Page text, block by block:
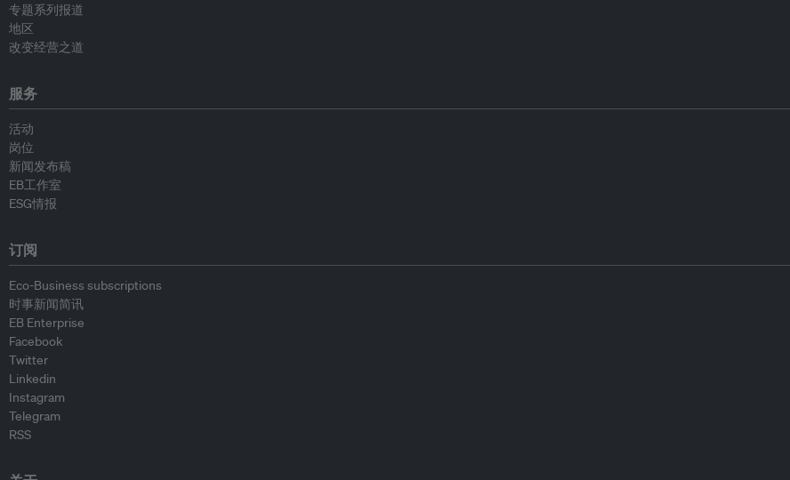
专题系列报道
地区
改变经营之道
服务
活动
岗位
新闻发布稿
EB工作室
ESG情报
订阅
Eco-Business subscriptions
时事新闻简讯
EB Enterprise
Facebook
Twitter
Linkedin
Instagram
Telegram
RSS